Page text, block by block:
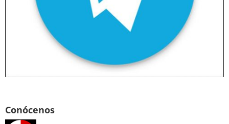
Conócenos